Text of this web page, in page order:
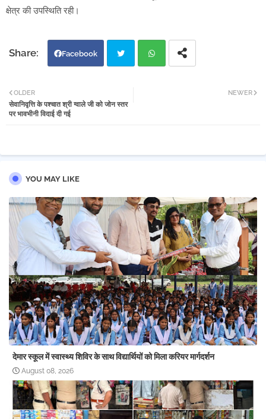
क्षेत्र की उपस्थिति रही।
Facebook
tter
NEWER
OLDER
सेवानिवृत्ति के पश्चात श्री ग्वाले जी को जोन स्तर
पर भावभीनी विदाई दी गई
YOU MAY LIKE
देमार स्कूल में स्वास्थ्य शिविर के साथ विद्यार्थियों को मिला करियर मार्गदर्शन
August 08, 2026